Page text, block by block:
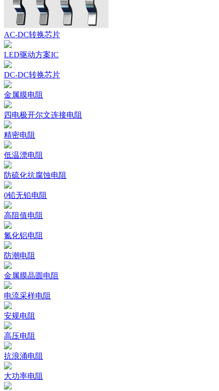
AC-DC转换芯片
LED驱动方案IC
DC-DC转换芯片
金属膜电阻
四电极开尔文连接电阻
精密电阻
低温漂电阻
防硫化抗腐蚀电阻
0铅无铅电阻
高阻值电阻
氮化铝电阻
防潮电阻
金属膜晶圆电阻
电流采样电阻
安规电阻
高压电阻
抗浪涌电阻
大功率电阻